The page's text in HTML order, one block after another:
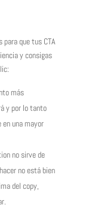
para que tus CTA
y consigas
más
y por lo tanto
una mayor
no sirve de
no está bien
del copy,